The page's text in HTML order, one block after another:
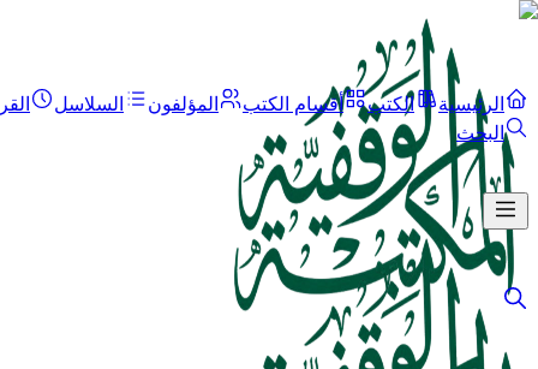
الرئيسية الكتب أقسام الكتب المؤلفون السلاسل
البحث